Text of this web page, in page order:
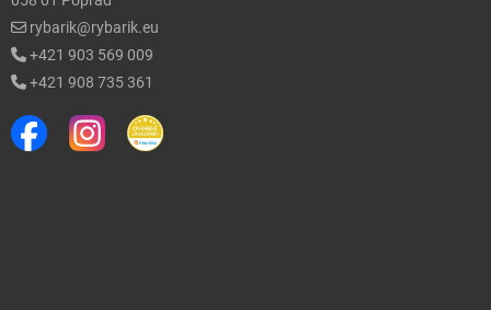
rybarik@rybarik.eu
+421 903 569 009
+421 908 735 361